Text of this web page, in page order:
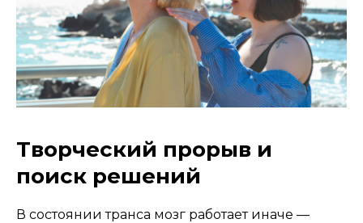
Творческий прорыв и
поиск решений
В состоянии транса мозг работает иначе —